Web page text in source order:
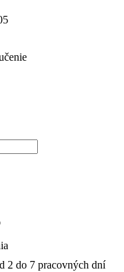
2 do 7 pracovných dní